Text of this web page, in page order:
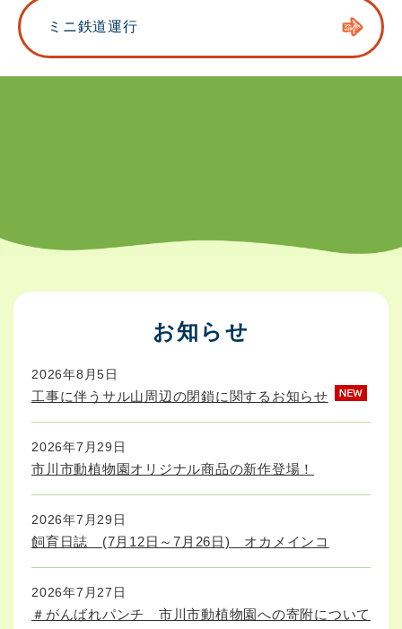
ミニ鉄道運行
お知らせ
2026年8月5日
工事に伴うサル山周辺の閉鎖に関するお知らせ
2026年7月29日
市川市動植物園オリジナル商品の新作登場！
2026年7月29日
飼育日誌 (7月12日～7月26日) オカメインコ
2026年7月27日
＃がんばれパンチ 市川市動植物園への寄附について